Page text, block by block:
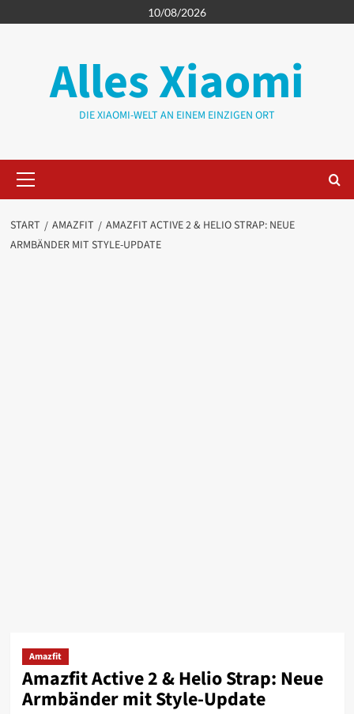
Inhalt
10/08/2026
Alles Xiaomi
DIE XIAOMI-WELT AN EINEM EINZIGEN ORT
Menü
START AMAZFIT
AMAZFIT ACTIVE 2 & HELIO STRAP: NEUE
ARMBÄNDER MIT STYLE-UPDATE
Amazfit
Amazfit Active 2 & Helio Strap: Neue
Armbänder mit Style-Update